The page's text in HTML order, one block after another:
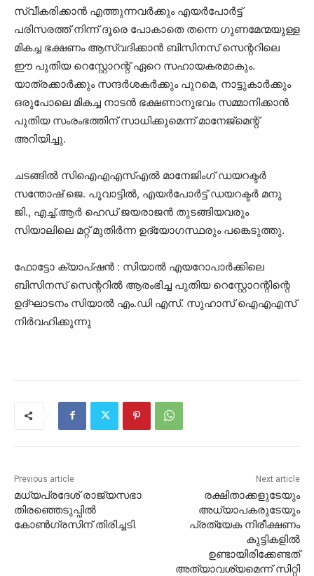
സ്വീകരിക്കാൻ എത്തുന്നവർക്കും എയർപോർട്ട്
പരിസരത്ത് നിന്ന് ദൂരെ പോകാതെ തന്നെ ഗുണമേന്മയുള്ള
മികച്ച ഭക്ഷണം ആസ്വദിക്കാൻ ബിസിനസ് സെന്ററിലെ
ഈ പുതിയ റെസ്റ്റോറന്റ് ഏറെ സഹായകരമാകും.
യാത്രക്കാർക്കും സന്ദർശകർക്കും പുറമെ, നാട്ടുകാർക്കും
ഒരുപോലെ മികച്ച നാടൻ ഭക്ഷണാനുഭവം സമ്മാനിക്കാൻ
പുതിയ സംരംഭത്തിന് സാധിക്കുമെന്ന് മാനേജ്‌മെന്റ്
അറിയിച്ചു.
ചടങ്ങിൽ സിഐഎഎസ്എൽ മാനേജിംഗ് ഡയറക്ടർ
സന്തോഷ് ജെ. പൂവാട്ടിൽ, എയർപോർട്ട് ഡയറക്ടർ മനു
ജി., എച്ച്.ആർ ഹെഡ് ജയരാജൻ തുടങ്ങിയവരും
സിയാലിലെ മറ്റ് മുതിർന്ന ഉദ്യോഗസ്ഥരും പങ്കെടുത്തു.
ഫോട്ടോ ക്യാപ്ഷൻ : സിയാൽ എയറോപാർക്കിലെ
ബിസിനസ് സെന്ററിൽ ആരംഭിച്ച പുതിയ റെസ്റ്റോറന്റിന്റെ
ഉദ്ഘാടനം സിയാൽ എം.ഡി എസ്. സുഹാസ് ഐഎഎസ്
നിർവഹിക്കുന്നു
Previous article
മധ്യപ്രദേശ് രാജ്യസഭാ
തിരഞ്ഞെടുപ്പിൽ
കോൺഗ്രസിന് തിരിച്ചടി.
Next article
രക്ഷിതാക്കളുടേയും
അധ്യാപകരുടേയും
പ്രത്യേക നിരീക്ഷണം
കുട്ടികളിൽ
ഉണ്ടായിരിക്കേണ്ടത്
അത്യാവശ്യമെന്ന് സിറ്റി